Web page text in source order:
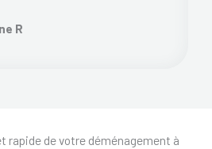
R
de votre déménagement à